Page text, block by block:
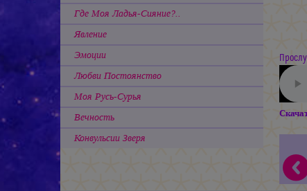
Где Моя Ладья-Сияние?..
Явление
Эмоции
Любви Постоянство
Моя Русь-Сурья
Вечность
Конвульсии Зверя